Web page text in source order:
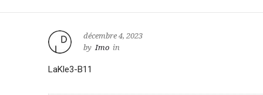
décembre 4, 2023
by Imo in
LaKle3-B11